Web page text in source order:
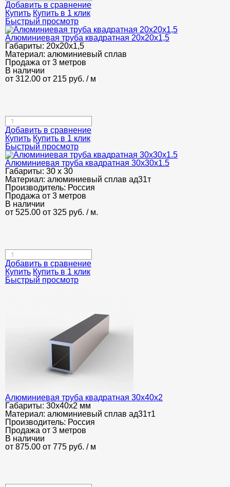
Добавить в сравнение
Купить Купить в 1 клик
Быстрый просмотр
Алюминиевая труба квадратная 20х20х1,5
Габариты: 20х20х1,5
Материал: алюминиевый сплав
Продажа от 3 метров
В наличии
от 312.00 от 215 руб. / м
Добавить в сравнение
Купить Купить в 1 клик
Быстрый просмотр
Алюминиевая труба квадратная 30х30х1.5
Габариты: 30 х 30
Материал: алюминиевый сплав ад31т
Производитель: Россия
Продажа от 3 метров
В наличии
от 525.00 от 325 руб. / м.
Добавить в сравнение
Купить Купить в 1 клик
Быстрый просмотр
Алюминиевая труба квадратная 30х40х2
Габариты: 30х40х2 мм
Материал: алюминиевый сплав ад31т1
Производитель: Россия
Продажа от 3 метров
В наличии
от 875.00 от 775 руб. / м